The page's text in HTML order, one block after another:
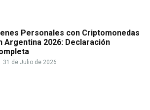
Personales con Criptomonedas
Argentina 2026: Declaración
31 de Julio de 2026